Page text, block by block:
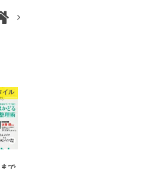
イル